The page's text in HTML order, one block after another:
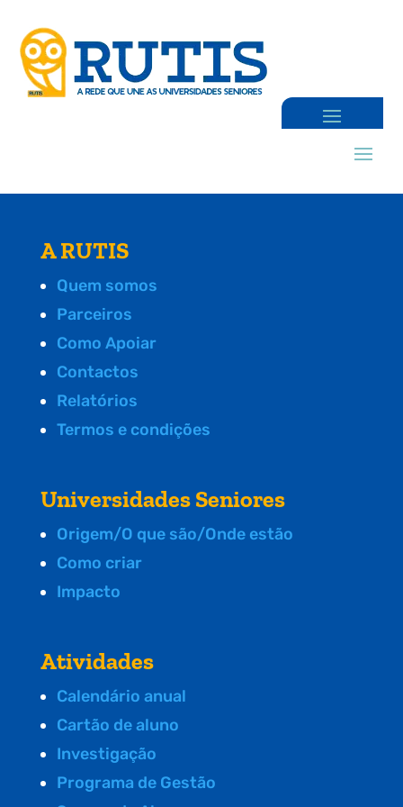
A RUTIS
Quem somos
Parceiros
Como Apoiar
Contactos
Relatórios
Termos e condições
Universidades Seniores
Origem/O que são/Onde estão
Como criar
Impacto
Atividades
Calendário anual
Cartão de aluno
Investigação
Programa de Gestão